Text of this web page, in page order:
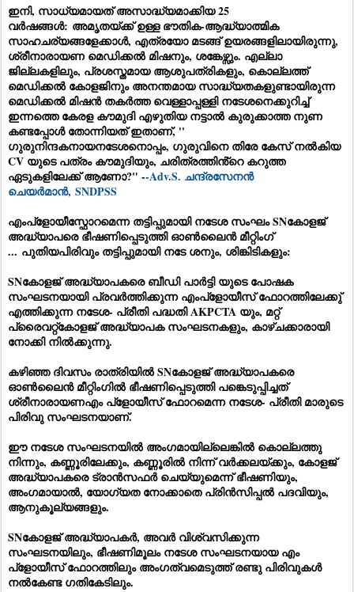
ഇനി, സാധ്യമായത് അസാദ്ധ്യമാക്കിയ 25
വർഷങ്ങൾ: അമൃതയ്ക്ക് ഉള്ള ഭൗതിക-ആദ്ധ്യാത്മിക
സാഹചര്യങ്ങളേക്കാൾ, എത്രയോ മടങ്ങ് ഉയരങ്ങളിലായിരുന്നു,
ശ്രീനാരായണ മെഡിക്കൽ മിഷനും, ശങ്കേഴ്സും. എല്ലാ
ജില്ലകളിലും, പ്രശസ്തമായ ആശുപത്രികളും, കൊല്ലത്ത്
മെഡിക്കൽ കോളജിനും അനന്തമായ സാദ്ധ്യതകളുണ്ടായിരുന്ന
മെഡിക്കൽ മിഷൻ തകർത്ത വെള്ളാപ്പള്ളി നടേശനെക്കുറിച്ച്
ഇന്നത്തെ കേരള കൗമുദി എഴുതിയ നട്ടാൽ കുരുക്കാത്ത നുണ
കണ്ടപ്പോൾ തോന്നിയത് ഇതാണ്, ''
ഗുരുനിന്ദകനായനടേശനൊപ്പം, ഗുരുവിനെ തിരേ കേസ് നൽകിയ
CV യുടെ പത്രം കൗമുദിയും, ചരിത്രത്തിൻ്റെ കറുത്ത
ഏടുകളിലേക്ക് ആണോ?" --Adv.S. ചന്ദ്രസേനൻ
ചെയർമാൻ, SNDPSS
എംപ്ളോയീസ്ഫോറമെന്ന തട്ടിപ്പുമായി നടേശ സംഘം SNകോളജ്
അദ്ധ്യാപരെ ഭീഷണിപ്പെടുത്തി ഓൺലൈൻ മീറ്റിംഗ്
... പുതിയപിരിവും തട്ടിപ്പുമായി നടേ ശനും, ശിങ്കിടികളും:
SNകോളജ് അദ്ധ്യാപകരെ ബീഡി പാർട്ടി യുടെ പോഷക
സംഘടനയായി പ്രവർത്തിക്കുന്ന എംപ്ളോയീസ് ഫോറത്തിലേക്കു്
എത്തിക്കുന്ന നടേശ- പ്രീതി പദ്ധതി AKPCTA യും, മറ്റ്
പ്രൈവറ്റ്കോളജ് അദ്ധ്യാപക സംഘടനകളും, കാഴ്ചക്കാരായി
നോക്കി നിൽക്കുന്നു.
കഴിഞ്ഞ ദിവസം രാത്രിയിൽ SNകോളജ് അദ്ധ്യാപകരെ
ഓൺലൈൻ മീറ്റിംഗിൽ ഭീഷണിപ്പെടുത്തി പങ്കെടുപ്പിച്ചത്
ശ്രീനാരായണഎം പ്ളോയീസ് ഫോറമെന്ന നടേശ- പ്രീതി മാരുടെ
പിരിവു സംഘടനയാണ്.
ഈ നടേശ സംഘടനയിൽ അംഗമായില്ലെങ്കിൽ കൊല്ലത്തു
നിന്നും, കണ്ണൂരിലേക്കും, കണ്ണൂരിൽ നിന്ന് വർക്കലയ്ക്കും, കോളജ്
അദ്ധ്യാപകരെ ട്രാൻസഫർ ചെയ്യുമെന്ന് ഭീഷണിയും,
അംഗമായാൽ, യോഗ്യത നോക്കാതെ പ്രിൻസിപ്പൽ പദവിയും,
ആനുകൂല്യങ്ങളും.
SNകോളജ് അദ്ധ്യാപകർ, അവർ വിശ്വസിക്കുന്ന
സംഘടനയിലും, ഭീഷണിമൂലം നടേശ സംഘടനയായ എം
പ്ളോയീസ് ഫോറത്തിലും അംഗത്വമെടുത്ത് രണ്ടു പിരിവുകൾ
നൽകേണ്ട ഗതികേടിലും.